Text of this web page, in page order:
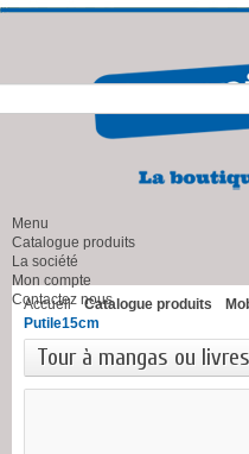
Menu
Catalogue produits
La société
Mon compte
Contactez nous
Accueil Catalogue produits
Putile15cm
Tour à mangas ou